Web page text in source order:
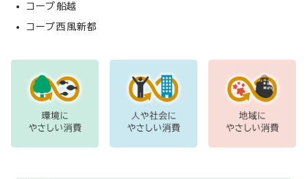
コープ船越
コープ西風新都